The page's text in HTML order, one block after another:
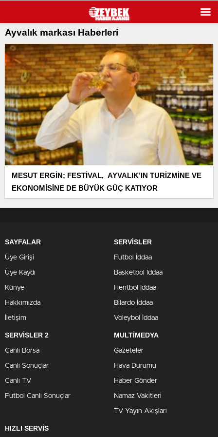
Ayvalık markası Haberleri
MESUT ERGİN; FESTİVAL, AYVALIK’IN TURİZMİNE VE
EKONOMİSİNE DE BÜYÜK GÜÇ KATIYOR
SAYFALAR
Üye Girişi
Üye Kaydı
Künye
Hakkımızda
İletişim
SERVİSLER
Futbol İddaa
Basketbol İddaa
Hentbol İddaa
Bilardo İddaa
Voleybol İddaa
SERVİSLER 2
Canlı Borsa
Canlı Sonuçlar
Canlı TV
Futbol Canlı Sonuçlar
MULTİMEDYA
Gazeteler
Hava Durumu
Haber Gönder
Namaz Vakitleri
TV Yayın Akışları
HIZLI SERVİS